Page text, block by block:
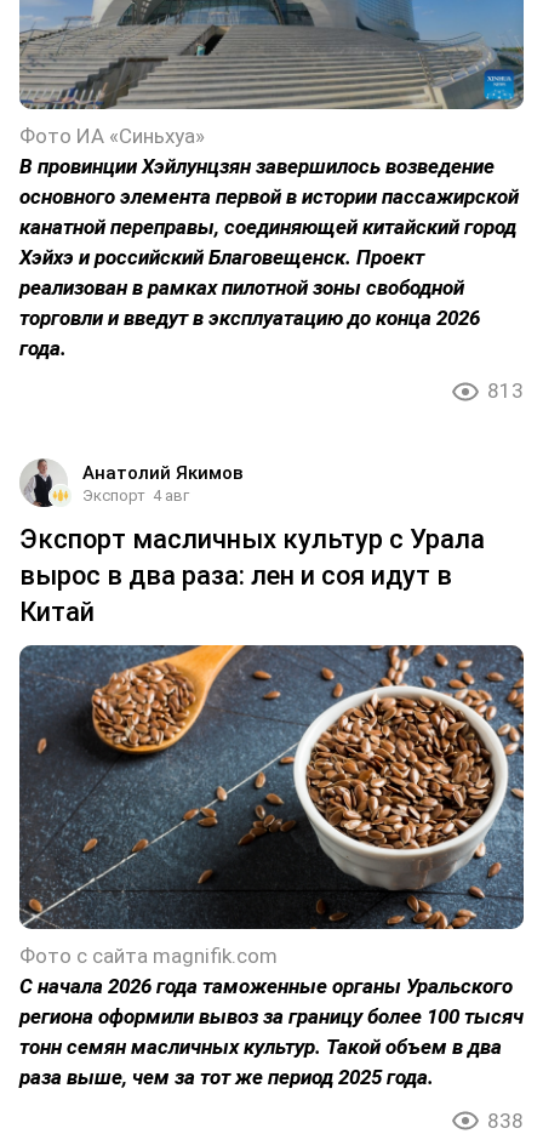
Фото ИА «Синьхуа»
В провинции Хэйлунцзян завершилось возведение
основного элемента первой в истории пассажирской
канатной переправы, соединяющей китайский город
Хэйхэ и российский Благовещенск. Проект
реализован в рамках пилотной зоны свободной
торговли и введут в эксплуатацию до конца 2026
года.
813
Анатолий Якимов
Экспорт 4 авг
Экспорт масличных культур с Урала
вырос в два раза: лен и соя идут в
Китай
Фото с сайта magnifik.com
С начала 2026 года таможенные органы Уральского
региона оформили вывоз за границу более 100 тысяч
тонн семян масличных культур. Такой объем в два
раза выше, чем за тот же период 2025 года.
838